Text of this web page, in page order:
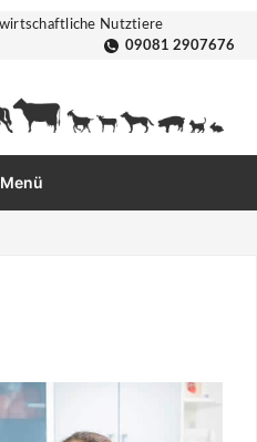
Nutztiere
09081 2907676
Menü